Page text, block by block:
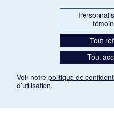
Tout
Tout
Voir notre politique de
d’utilisation.